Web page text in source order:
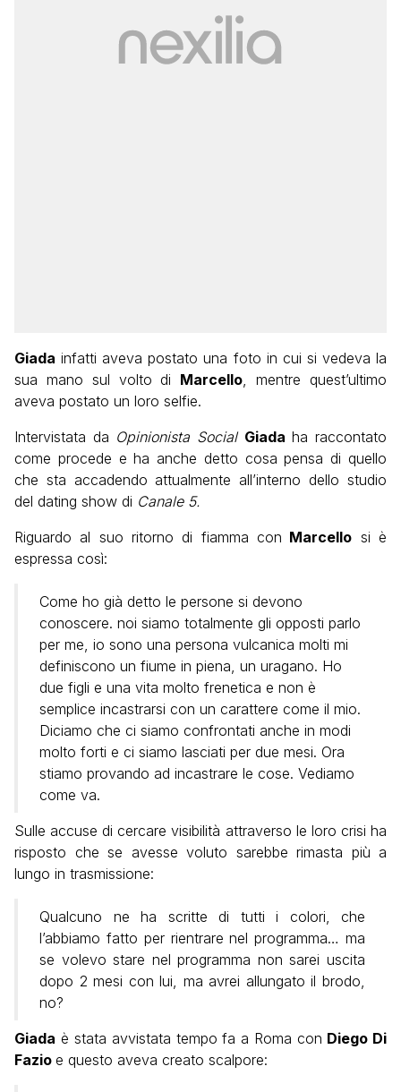
Giada infatti aveva postato una foto in cui si vedeva la
sua mano sul volto di Marcello, mentre quest’ultimo
aveva postato un loro selfie.
Intervistata da Opinionista Social Giada ha raccontato
come procede e ha anche detto cosa pensa di quello
che sta accadendo attualmente all’interno dello studio
del dating show di Canale 5.
Riguardo al suo ritorno di fiamma con Marcello si è
espressa così:
Come ho già detto le persone si devono
conoscere. noi siamo totalmente gli opposti parlo
per me, io sono una persona vulcanica molti mi
definiscono un fiume in piena, un uragano. Ho
due figli e una vita molto frenetica e non è
semplice incastrarsi con un carattere come il mio.
Diciamo che ci siamo confrontati anche in modi
molto forti e ci siamo lasciati per due mesi. Ora
stiamo provando ad incastrare le cose. Vediamo
come va.
Sulle accuse di cercare visibilità attraverso le loro crisi ha
risposto che se avesse voluto sarebbe rimasta più a
lungo in trasmissione:
Qualcuno ne ha scritte di tutti i colori, che
l’abbiamo fatto per rientrare nel programma… ma
se volevo stare nel programma non sarei uscita
dopo 2 mesi con lui, ma avrei allungato il brodo,
no?
Giada è stata avvistata tempo fa a Roma con Diego Di
Fazio e questo aveva creato scalpore: